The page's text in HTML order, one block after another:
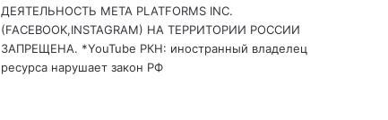
ДЕЯТЕЛЬНОСТЬ МЕТА PLATFORMS INC.
(FACEBOOK,INSTAGRAM) НА ТЕРРИТОРИИ РОССИИ
ЗАПРЕЩЕНА. *YouTube РКН: иностранный владелец
ресурса нарушает закон РФ